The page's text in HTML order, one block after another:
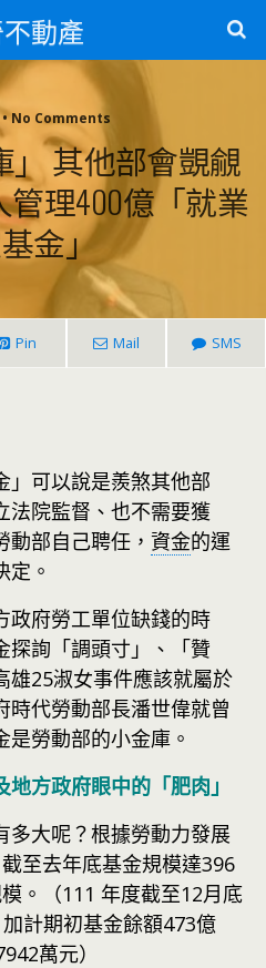
動產
• No Comments
其他部會覬覦
管理400億「就業
金」
Pin Mail SMS
」可以說是羨煞其他部
法院監督、也不需要獲
部自己聘任， 資金的運
定。
政府勞工單位缺錢的時
探詢「調頭寸」、「贊
雄25淑女事件應該就屬於
時代勞動部長潘世偉就曾
勞動部的小金庫。
方政府眼中的「肥肉」
多大呢？根據勞動力發展
截至去年底基金規模達396
。（111 年度截至12月底
計期初基金餘額473億
萬元）